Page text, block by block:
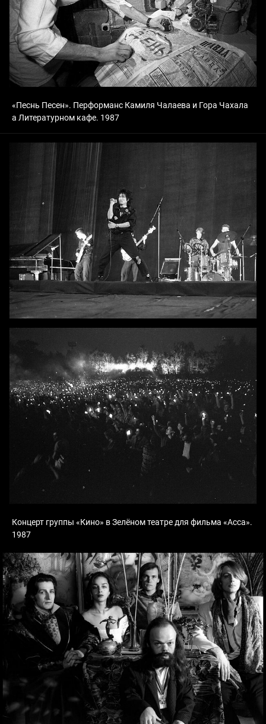
«Песнь Песен». Перформанс Камиля Чалаева и Гора Чахала
а Литературном кафе. 1987
Концерт группы «Кино» в Зелёном театре для фильма «Асса».
1987